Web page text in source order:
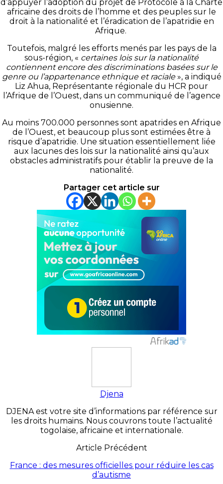
d’appuyer l’adoption du projet de Protocole à la Charte
africaine des droits de l’homme et des peuples sur le
droit à la nationalité et l’éradication de l’apatridie en
Afrique.
Toutefois, malgré les efforts menés par les pays de la
sous-région, « certaines lois sur la nationalité
contiennent encore des discriminations basées sur le
genre ou l’appartenance ethnique et raciale», a indiqué
Liz Ahua, Représentante régionale du HCR pour
l’Afrique de l’Ouest, dans un communiqué de l’agence
onusienne.
Au moins 700.000 personnes sont apatrides en Afrique
de l’Ouest, et beaucoup plus sont estimées être à
risque d’apatridie. Une situation essentiellement liée
aux lacunes des lois sur la nationalité ainsi qu’aux
obstacles administratifs pour établir la preuve de la
nationalité.
Partager cet article sur
Djena
DJENA est votre site d’informations par référence sur
les droits humains. Nous couvrons toute l’actualité
togolaise, africaine et internationale.
Article Précédent
France : des mesures officielles pour réduire les cas
d’autisme